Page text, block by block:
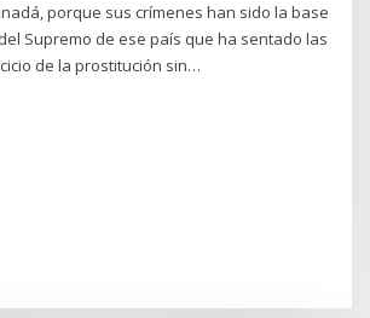
porque sus crímenes han sido la base
Supremo de ese país que ha sentado las
de la prostitución sin…